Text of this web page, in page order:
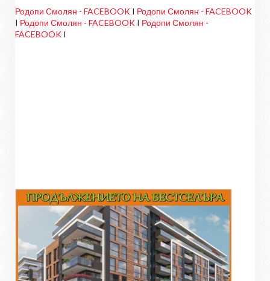
Родопи Смолян - FACEBOOK I Родопи Смолян - FACEBOOK
I Родопи Смолян - FACEBOOK I Родопи Смолян -
FACEBOOK I